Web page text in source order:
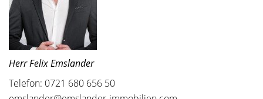
Herr Felix Emslander
Telefon: 0721 680 656 50